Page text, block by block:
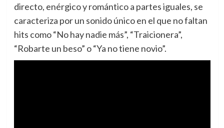
directo, enérgico y romántico a partes iguales, se
caracteriza por un sonido único en el que no faltan
hits como “No hay nadie más”, “Traicionera”,
“Robarte un beso” o “Ya no tiene novio”.